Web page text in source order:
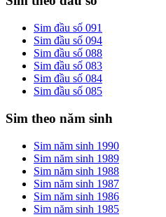
Sim đầu số 091
Sim đầu số 094
Sim đầu số 088
Sim đầu số 083
Sim đầu số 084
Sim đầu số 085
Sim theo năm sinh
Sim năm sinh 1990
Sim năm sinh 1989
Sim năm sinh 1988
Sim năm sinh 1987
Sim năm sinh 1986
Sim năm sinh 1985